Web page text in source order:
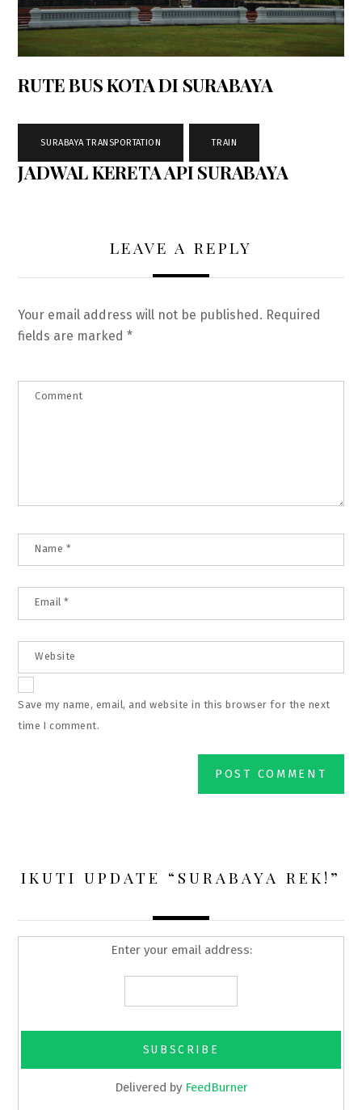
RUTE BUS KOTA DI SURABAYA
SURABAYA TRANSPORTATION TRAIN
JADWAL KERETA API SURABAYA
LEAVE A REPLY
Your email address will not be published. Required
fields are marked*
Comment
Name *
Email*
Website
Save my name, email, and website in this browser for the next
time I comment.
IKUTI UPDATE “SURABAYA REK!”
Enter your email address:
Delivered by FeedBurner